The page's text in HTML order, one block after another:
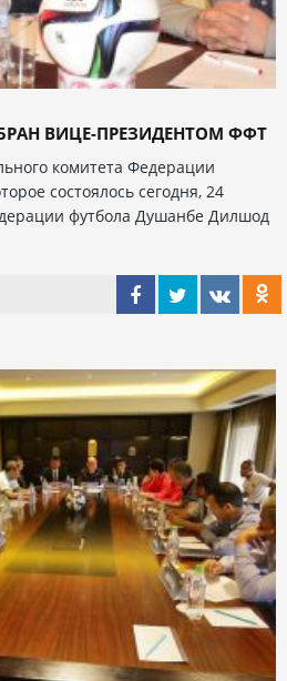
ВИЦЕ-ПРЕЗИДЕНТОМ ФФТ
комитета Федерации
состоялось сегодня, 24
футбола Душанбе Дилшод